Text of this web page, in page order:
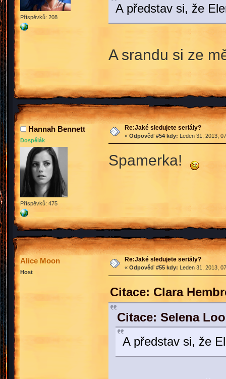
Příspěvků: 208
A představ si, že
A srandu si ze
Hannah Bennett
Dospělák
Příspěvků: 475
Re:Jaké sledujete seriály?
« Odpověď #54 kdy: Leden 31, 2013,
Spamerka!
Alice Moon
Host
Re:Jaké sledujete seriály?
« Odpověď #55 kdy: Leden 31, 2013,
Citace: Clara
Citace: Selena
A představ si, že